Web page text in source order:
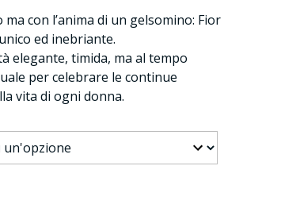
ma con l’anima di un gelsomino: Fior
ed inebriante.
elegante, timida, ma al tempo
per celebrare le continue
vita di ogni donna.